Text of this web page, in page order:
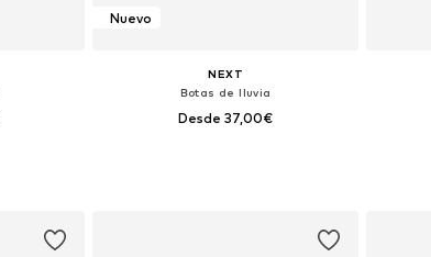
Nuevo
NEXT
Botas de lluvia
Desde 37,00€